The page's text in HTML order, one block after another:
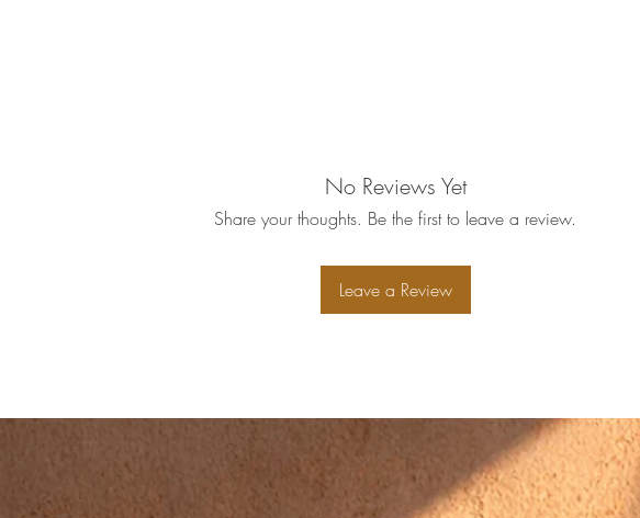
No Reviews Yet
Share your thoughts. Be the first to leave a review.
Leave a Review